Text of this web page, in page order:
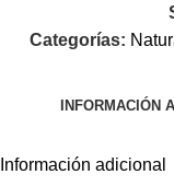
Categorías:
INFORMACIÓN
Información adicional